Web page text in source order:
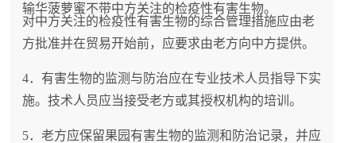
输华菠萝蜜不带中方关注的检疫性有害生物。
对中方关注的检疫性有害生物的综合管理措施应由老
方批准并在贸易开始前，应要求由老方向中方提供。
4．有害生物的监测与防治应在专业技术人员指导下实
施。技术人员应当接受老方或其授权机构的培训。
5．老方应保留果园有害生物的监测和防治记录，并应